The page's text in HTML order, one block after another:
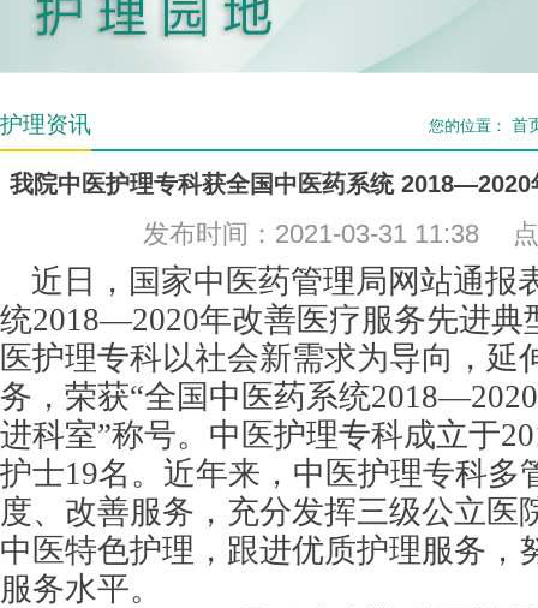
护理资讯 您的位置： 首
我院中医护理专科获全国中医药系统
发布时间：2021-03-31 11:38
近日，国家中医药管理局网站通报
统2018—2020年改善医疗服务先进典
医护理专科以社会新需求为导向，延
务，荣获“全国中医药系统
进科室”称号。中医护理专科成立于
护士19名。近年来，中医护理专科多
度、改善服务，充分发挥三级公立医
中医特色护理，跟进优质护理服务，
服务水平。